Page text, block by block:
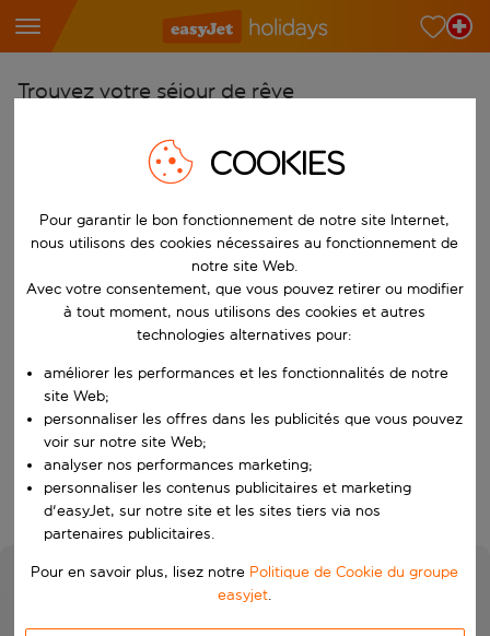
Trouvez votre séjour de rêve
Choisissez votre aéroport
Commencez à taper pour la saisie automatique. Lorsque les
Choisissez votre destination
Vers
Choisissez vos dates
Quand
Rechercher
COOKIES
Pour garantir le bon fonctionnement de notre site Internet,
nous utilisons des cookies nécessaires au fonctionnement de
notre site Web.
Avec votre consentement, que vous pouvez retirer ou modifier
à tout moment, nous utilisons des cookies et autres
technologies alternatives pour:
améliorer les performances et les fonctionnalités de notre
site Web;
personnaliser les offres dans les publicités que vous pouvez
voir sur notre site Web;
analyser nos performances marketing;
personnaliser les contenus publicitaires et marketing
d'easyJet, sur notre site et les sites tiers via nos
partenaires publicitaires.
Pour en savoir plus, lisez notre Politique de Cookie du groupe
easyjet.